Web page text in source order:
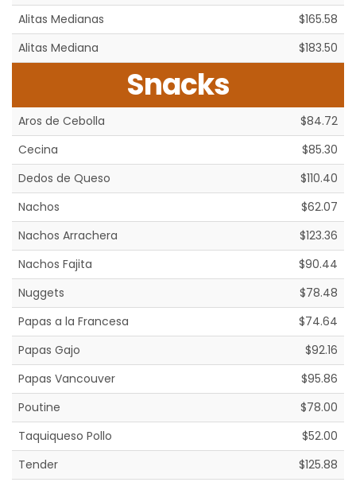
Alitas Medianas
$165.58
Alitas Mediana
$183.50
Snacks
Aros de Cebolla
$84.72
Cecina
$85.30
Dedos de Queso
$110.40
Nachos
$62.07
Nachos Arrachera
$123.36
Nachos Fajita
$90.44
Nuggets
$78.48
Papas a la Francesa
$74.64
Papas Gajo
$92.16
Papas Vancouver
$95.86
Poutine
$78.00
Taquiqueso Pollo
$52.00
Tender
$125.88